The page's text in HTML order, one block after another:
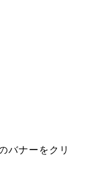
バナーをクリ